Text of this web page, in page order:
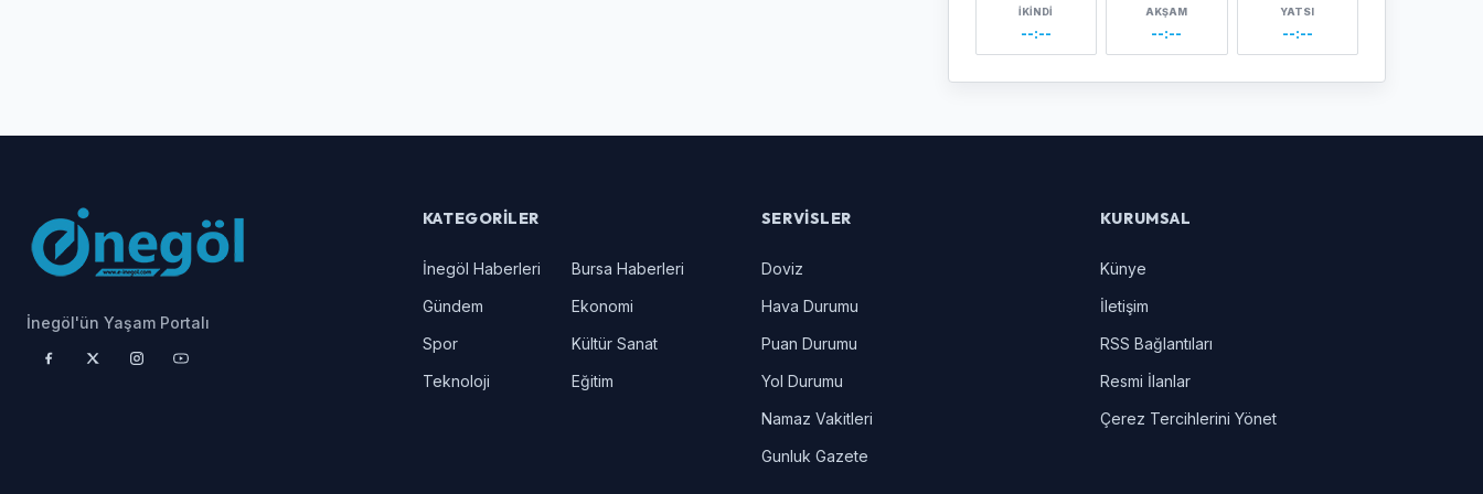
İKINDI
--:--
AKŞAM
--:--
YATSI
--:--
İnegöl'ün Yaşam Portalı
KATEGORILER
İnegöl Haberleri
Bursa Haberleri
Gündem
Ekonomi
Spor
Kültür Sanat
Teknoloji
Eğitim
SERVISLER
Doviz
Hava Durumu
Puan Durumu
Yol Durumu
Namaz Vakitleri
Gunluk Gazete
KURUMSAL
Künye
İletişim
RSS Bağlantıları
Resmi İlanlar
Çerez Tercihlerini Yönet